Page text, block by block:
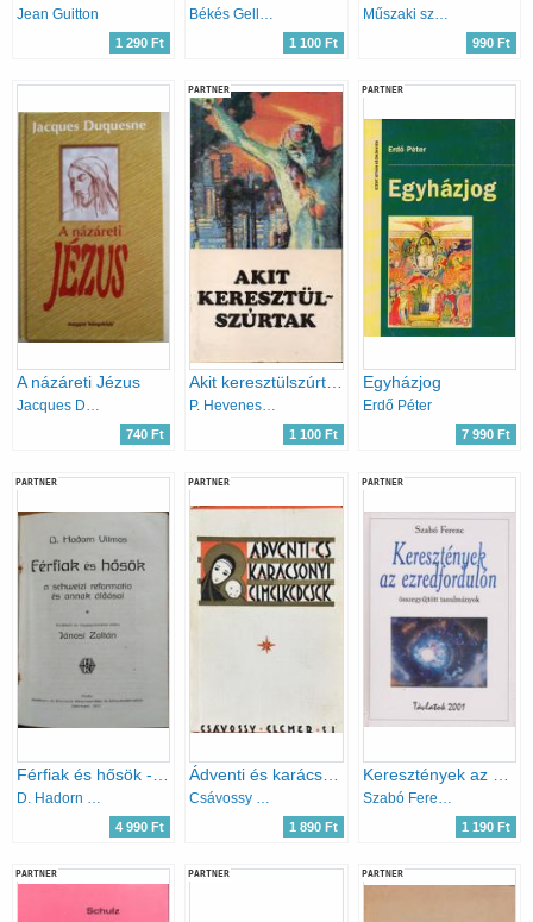
Jean Guitton
1 290 Ft 1 100 Ft
Műszaki szerk.: Tiszai Tibor-Karay Tivadar
990 Ft
A názáreti Jézus
Jacques Duquesne
740 Ft
PARTNER
P. Hevenesi János
1 100 Ft
PARTNER
Egyházjog
Erdő Péter
7 990 Ft
PARTNER
4 990 Ft
PARTNER
1 890 Ft
PARTNER
1 190 Ft
PARTNER PARTNER PARTNER